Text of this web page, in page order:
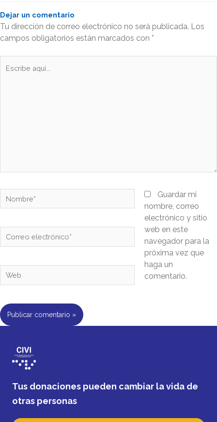
Dejar un comentario
Tu dirección de correo electrónico no será publicada. Los
campos obligatorios están marcados con *
Guardar mi
nombre, correo
electrónico y sitio
web en este
navegador para la
próxima vez que
haga un
comentario.
Tus donaciones pueden cambiar la vida de
otras personas